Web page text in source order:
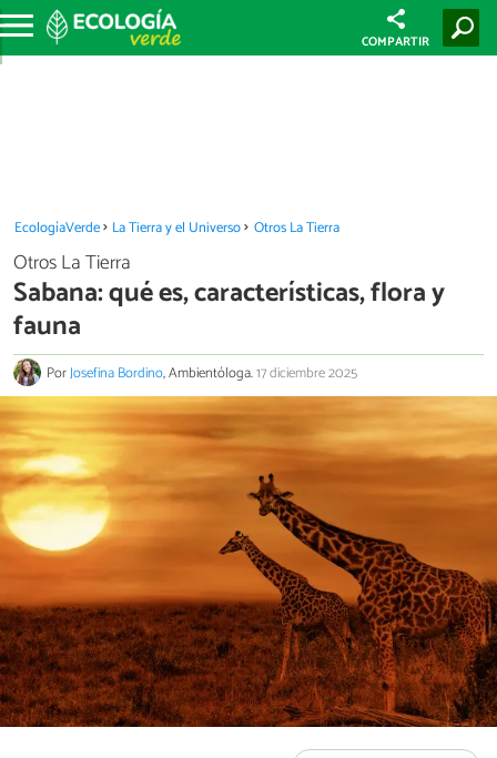
COMPARTIR
EcologíaVerde La Tierra y el Universo Otros La Tierra
Otros La Tierra
Sabana: qué es, características, flora y
fauna
PorJosefina Bordino, Ambientóloga.17 diciembre 2025